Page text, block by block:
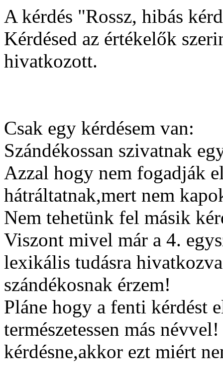
A kérdés "Rossz, hibás
Kérdésed az értékelők
hivatkozott.
Csak egy kérdésem van:
Szándékossan szivatnak
Azzal hogy nem fogadják
hátráltatnak,mert nem
Nem tehetünk fel másik
Viszont mivel már a 4.
lexikális tudásra
szándékosnak érzem!
Pláne hogy a fenti kérdést
természetessen más
kérdésne,akkor ezt miért